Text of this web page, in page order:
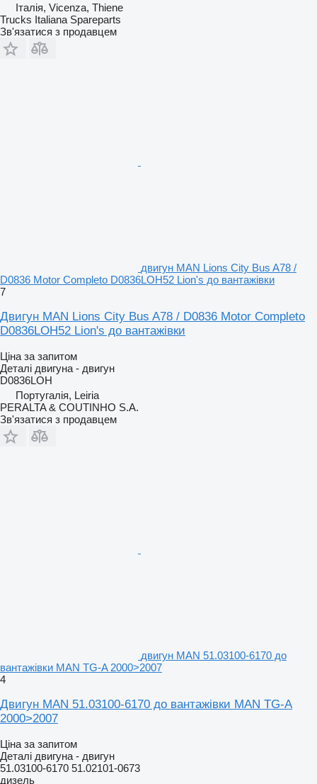
Італія, Vicenza, Thiene
Trucks Italiana Spareparts
Зв'язатися з продавцем
двигун MAN Lions City Bus A78 /
D0836 Motor Completo D0836LOH52 Lion's до вантажівки
7
Двигун MAN Lions City Bus A78 / D0836 Motor Completo
D0836LOH52 Lion's до вантажівки
Ціна за запитом
Деталі двигуна - двигун
D0836LOH
Португалія, Leiria
PERALTA & COUTINHO S.A.
Зв'язатися з продавцем
двигун MAN 51.03100-6170 до
вантажівки MAN TG-A 2000>2007
4
Двигун MAN 51.03100-6170 до вантажівки MAN TG-A
2000>2007
Ціна за запитом
Деталі двигуна - двигун
51.03100-6170 51.02101-0673
дизель